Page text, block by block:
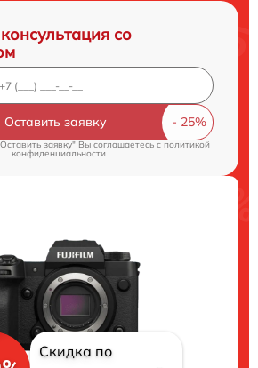
со
Оставить заявку
заявку" Вы соглашаетесь c политикой
конфиденциальности
Скидка по